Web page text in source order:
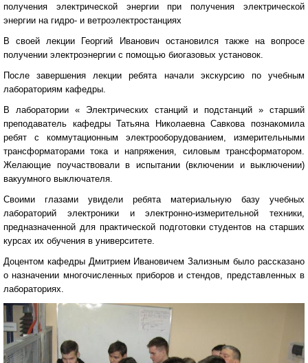
получения электрической энергии при получения электрической
энергии на гидро- и ветроэлектростанциях
В своей лекции Георгий Иванович остановился также на вопросе
получении электроэнергии с помощью биогазовых установок.
После завершения лекции ребята начали экскурсию по учебным
лабораториям кафедры.
В лаборатории « Электрических станций и подстанций » старший
преподаватель кафедры Татьяна Николаевна Савкова познакомила
ребят с коммутационным электрооборудованием, измерительными
трансформаторами тока и напряжения, силовым трансформатором.
Желающие поучаствовали в испытании (включении и выключении)
вакуумного выключателя.
Своими глазами увидели ребята материальную базу учебных
лабораторий электроники и электронно-измерительной техники,
предназначенной для практической подготовки студентов на старших
курсах их обучения в университете.
Доцентом кафедры Дмитрием Ивановичем Зализным было рассказано
о назначении многочисленных приборов и стендов, представленных в
лабораториях.